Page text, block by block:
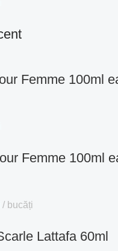
Femme 100ml
Femme 100ml
bucăți
Lattafa 60ml